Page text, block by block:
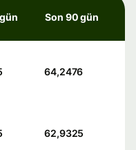
Son 90 gün
64,2476
62,9325